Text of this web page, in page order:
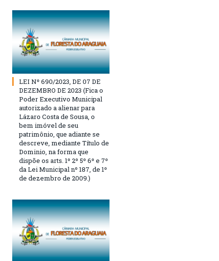
LEI Nº 690/2023, DE 07 DE
DEZEMBRO DE 2023 (Fica o
Poder Executivo Municipal
autorizado a alienar para
Lázaro Costa de Sousa, o
bem imóvel de seu
patrimônio, que adiante se
descreve, mediante Título de
Dominio, na forma que
dispõe os arts. 1º 2º 5º 6º e 7º
da Lei Municipal nº 187, de 1º
de dezembro de 2009.)